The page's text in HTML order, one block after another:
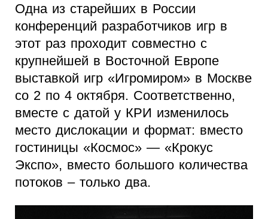
Одна из старейших в России
конференций разработчиков игр в
этот раз проходит совместно с
крупнейшей в Восточной Европе
выставкой игр «Игромиром» в Москве
со 2 по 4 октября. Соответственно,
вместе с датой у КРИ изменилось
место дислокации и формат: вместо
гостиницы «Космос» — «Крокус
Экспо», вместо большого количества
потоков – только два.